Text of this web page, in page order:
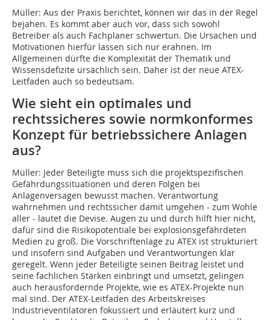
Müller: Aus der Praxis berichtet, können wir das in der Regel
bejahen. Es kommt aber auch vor, dass sich sowohl
Betreiber als auch Fachplaner schwertun. Die Ursachen und
Motivationen hierfür lassen sich nur erahnen. Im
Allgemeinen dürfte die Komplexität der Thematik und
Wissensdefizite ursächlich sein. Daher ist der neue ATEX-
Leitfaden auch so bedeutsam.
Wie sieht ein optimales und
rechtssicheres sowie normkonformes
Konzept für betriebssichere Anlagen
aus?
Müller: Jeder Beteiligte muss sich die projektspezifischen
Gefährdungssituationen und deren Folgen bei
Anlagenversagen bewusst machen. Verantwortung
wahrnehmen und rechtssicher damit umgehen - zum Wohle
aller - lautet die Devise. Augen zu und durch hilft hier nicht,
dafür sind die Risikopotentiale bei explosionsgefährdeten
Medien zu groß. Die Vorschriftenlage zu ATEX ist strukturiert
und insofern sind Aufgaben und Verantwortungen klar
geregelt. Wenn jeder Beteiligte seinen Beitrag leistet und
seine fachlichen Stärken einbringt und umsetzt, gelingen
auch herausfordernde Projekte, wie es ATEX-Projekte nun
mal sind. Der ATEX-Leitfaden des Arbeitskreises
Industrieventilatoren fokussiert und erläutert kurz und